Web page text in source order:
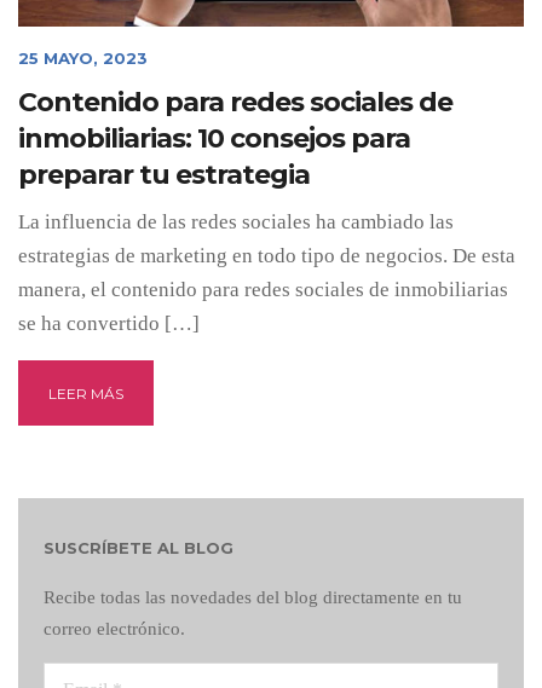
25 MAYO, 2023
Contenido para redes sociales de
inmobiliarias: 10 consejos para
preparar tu estrategia
La influencia de las redes sociales ha cambiado las
estrategias de marketing en todo tipo de negocios. De esta
manera, el contenido para redes sociales de inmobiliarias
se ha convertido […]
LEER MÁS
SUSCRÍBETE AL BLOG
Recibe todas las novedades del blog directamente en tu
correo electrónico.